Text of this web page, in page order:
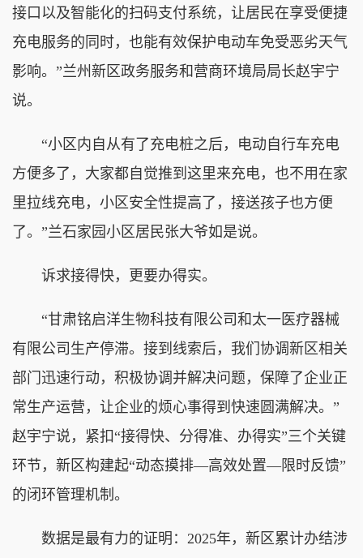
接口以及智能化的扫码支付系统，让居民在享受便捷
充电服务的同时，也能有效保护电动车免受恶劣天气
影响。”兰州新区政务服务和营商环境局局长赵宇宁
说。
“小区内自从有了充电桩之后，电动自行车充电
方便多了，大家都自觉推到这里来充电，也不用在家
里拉线充电，小区安全性提高了，接送孩子也方便
了。”兰石家园小区居民张大爷如是说。
诉求接得快，更要办得实。
“甘肃铭启洋生物科技有限公司和太一医疗器械
有限公司生产停滞。接到线索后，我们协调新区相关
部门迅速行动，积极协调并解决问题，保障了企业正
常生产运营，让企业的烦心事得到快速圆满解决。”
赵宇宁说，紧扣“接得快、分得准、办得实”三个关键
环节，新区构建起“动态摸排—高效处置—限时反馈”
的闭环管理机制。
数据是最有力的证明：2025年，新区累计办结涉